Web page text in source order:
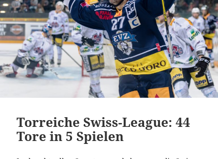
Torreiche Swiss-League: 44
Tore in 5 Spielen